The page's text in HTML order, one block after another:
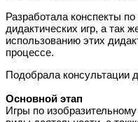
Разработала конспекты
дидактических игр, а так
использованию этих
процессе.
Подобрала консультации
Основной этап
Игры по